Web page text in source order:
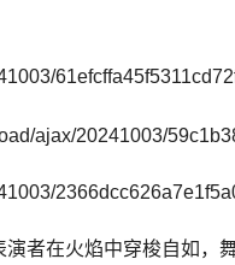
者在火焰中穿梭自如，